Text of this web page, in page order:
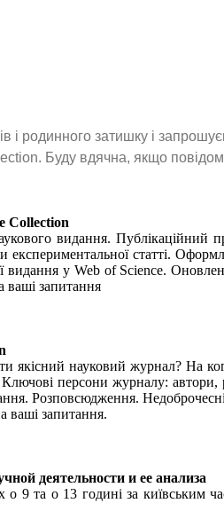
родинного затишку і
Буду вдячна, якщо
Collection
видання. Публікаційний
статті.
видання у Web of Science.
ваші запитання
якісний науковий журнал? На
персони журналу:
Розповсюдження. Недоброчесні
ваші запитання.
деятельности и ее анализа
о 9 та о 13 годині за київським